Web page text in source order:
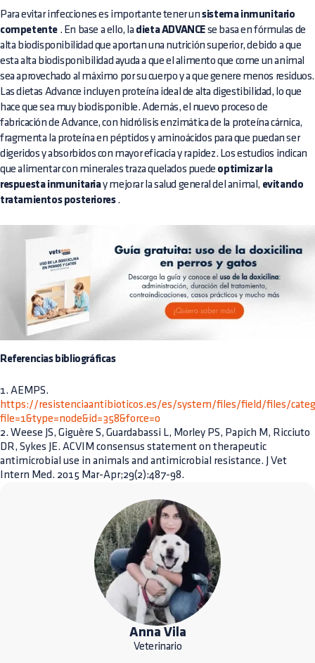
Para evitar infecciones es importante tener unsistema inmunitario
competente . En base a ello, la dieta ADVANCE se basa en fórmulas de
alta biodisponibilidad que aportan una nutrición superior, debido a que
esta alta biodisponibilidad ayuda a que el alimento que come un animal
sea aprovechado al máximo por su cuerpo y a que genere menos residuos.
Las dietas Advance incluyen proteína ideal de alta digestibilidad, lo que
hace que sea muy biodisponible. Además, el nuevo proceso de
fabricación de Advance, con hidrólisis enzimática de la proteína cárnica,
fragmenta la proteína en péptidos y aminoácidos para que puedan ser
digeridos y absorbidos con mayor eficacia y rapidez. Los estudios indican
que alimentar con minerales traza quelados puede optimizar la
respuesta inmunitariay mejorar la salud general del animal, evitando
tratamientos posteriores.
Referencias bibliográficas
1. AEMPS.
https://resistenciaantibioticos.es/es/system/files/field/files/
file=1&type=node&id=358&force=0
2. Weese JS, Giguère S, Guardabassi L, Morley PS, Papich M, Ricciuto
DR, Sykes JE. ACVIM consensus statement on therapeutic
antimicrobial use in animals and antimicrobial resistance. J Vet
Intern Med. 2015 Mar-Apr;29(2):487-98.
Anna Vila
Veterinario